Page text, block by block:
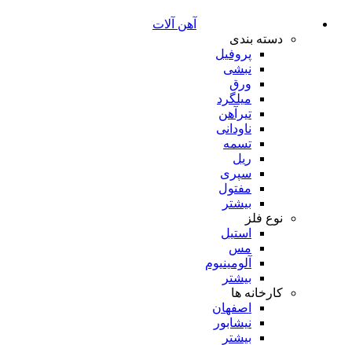
آهن آلات
دسته بندی
پروفیل
نبشی
ورق
میلگرد
تیرآهن
ناودانی
تسمه
ریل
سپری
مفتول
بیشتر
نوع فلز
استیل
مس
آلومینیوم
بیشتر
کارخانه ها
اصفهان
نیشابور
بیشتر